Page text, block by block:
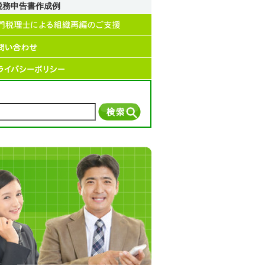
務申告書作成例